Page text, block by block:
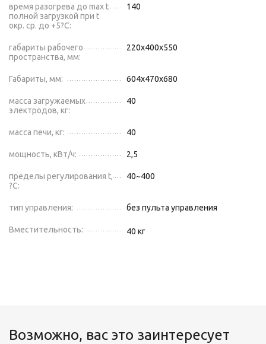
время разогрева до max t
полной загрузкой при t
окр. ср. до +5?С:
140
габариты рабочего
пространства, мм:
220х400х550
Габариты, мм: 604х470х680
масса загружаемых
электродов, кг:
40
масса печи, кг: 40
мощность, кВт/ч: 2,5
пределы регулирования t,
?С:
40~400
тип управления: без пульта управления
Вместительность: 40 кг
Возможно, вас это заинтересует